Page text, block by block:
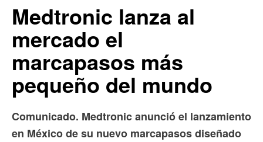
Medtronic lanza al
mercado el
marcapasos más
pequeño del mundo
Comunicado. Medtronic anunció el lanzamiento
en México de su nuevo marcapasos diseñado